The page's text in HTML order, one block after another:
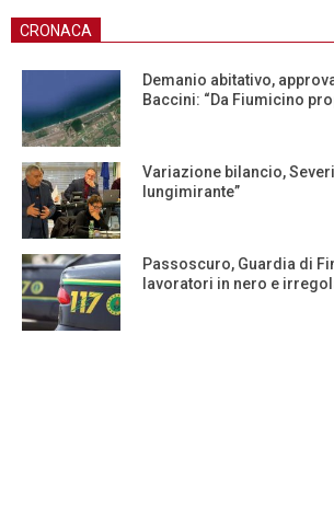
CRONACA
Demanio abitativo,
Baccini: “Da Fiumicino
Variazione bilancio,
lungimirante”
Passoscuro, Guardia di
lavoratori in nero e